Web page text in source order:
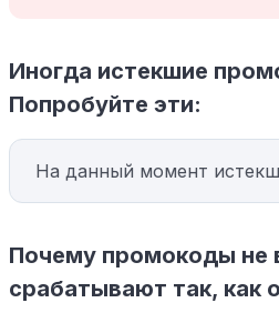
Иногда истекшие
Попробуйте эти:
На данный момент
Почему промокоды не
срабатывают так, как